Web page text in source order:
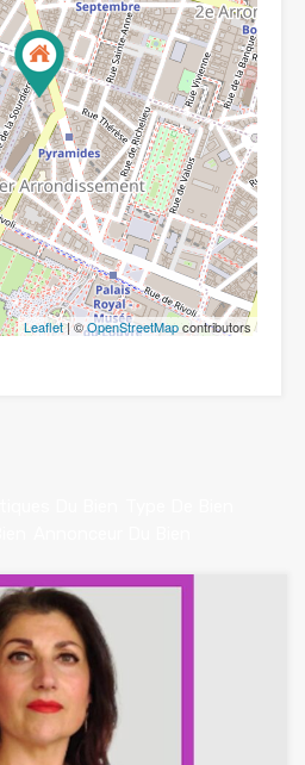
Leaflet| ©OpenStreetMapcontributors